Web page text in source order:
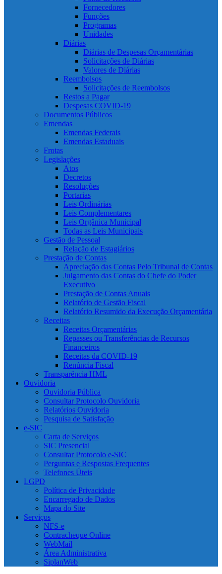
Fornecedores
Funções
Programas
Unidades
Diárias
Diárias de Despesas Orçamentárias
Solicitações de Diárias
Valores de Diárias
Reembolsos
Solicitações de Reembolsos
Restos a Pagar
Despesas COVID-19
Documentos Públicos
Emendas
Emendas Federais
Emendas Estaduais
Frotas
Legislações
Atos
Decretos
Resoluções
Portarias
Leis Ordinárias
Leis Complementares
Leis Orgânica Municipal
Todas as Leis Municipais
Gestão de Pessoal
Relação de Estagiários
Prestação de Contas
Apreciação das Contas Pelo Tribunal de Contas
Julgamento das Contas do Chefe do Poder
Executivo
Prestação de Contas Anuais
Relatório de Gestão Fiscal
Relatório Resumido da Execução Orçamentária
Receitas
Receitas Orçamentárias
Repasses ou Transferências de Recursos
Financeiros
Receitas da COVID-19
Renúncia Fiscal
Transparência HML
Ouvidoria
Ouvidoria Pública
Consultar Protocolo Ouvidoria
Relatórios Ouvidoria
Pesquisa de Satisfação
e-SIC
Carta de Serviços
SIC Presencial
Consultar Protocolo e-SIC
Perguntas e Respostas Frequentes
Telefones Úteis
LGPD
Política de Privacidade
Encarregado de Dados
Mapa do Site
Serviços
NFS-e
Contracheque Online
WebMail
Área Administrativa
SiplanWeb